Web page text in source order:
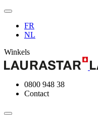
FR
NL
Winkels
0800 948 38
Contact